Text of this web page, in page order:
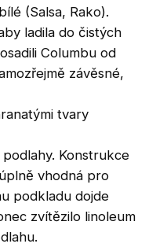
(Salsa, Rako).
ladila do čistých
Columbu od
závěsné,
tvary
Konstrukce
vhodná pro
podkladu dojde
zvítězilo linoleum